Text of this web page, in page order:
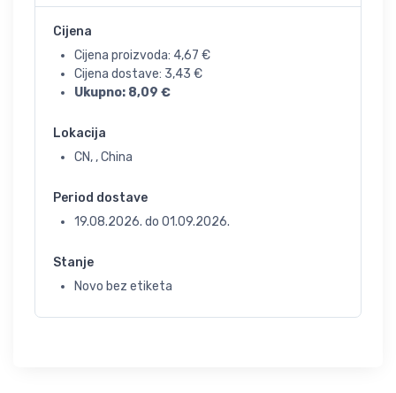
Cijena
Cijena proizvoda: 4,67 €
Cijena dostave: 3,43 €
Ukupno: 8,09 €
Lokacija
CN, , China
Period dostave
19.08.2026. do 01.09.2026.
Stanje
Novo bez etiketa